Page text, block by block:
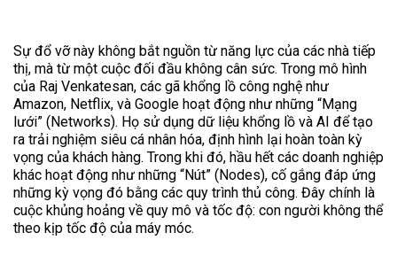
Sự đổ vỡ này không bắt nguồn từ năng lực của các nhà tiếp
thị, mà từ một cuộc đối đầu không cân sức. Trong mô hình
của Raj Venkatesan, các gã khổng lồ công nghệ như
Amazon, Netflix, và Google hoạt động như những “Mạng
lưới” (Networks). Họ sử dụng dữ liệu khổng lồ và AI để tạo
ra trải nghiệm siêu cá nhân hóa, định hình lại hoàn toàn kỳ
vọng của khách hàng. Trong khi đó, hầu hết các doanh nghiệp
khác hoạt động như những “Nút” (Nodes), cố gắng đáp ứng
những kỳ vọng đó bằng các quy trình thủ công. Đây chính là
cuộc khủng hoảng về quy mô và tốc độ: con người không thể
theo kịp tốc độ của máy móc.